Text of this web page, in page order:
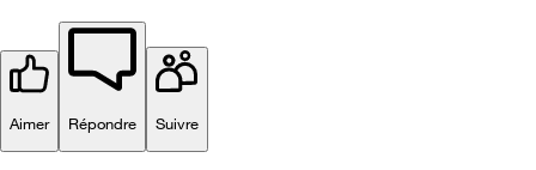
Aimer Répondre Suivre